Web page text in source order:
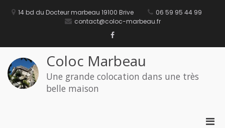
14 bd du Docteur marbeau 19100 Brive
06 59 95 44 99
contact@coloc-marbeau.fr
Facebook
Coloc Marbeau
Une grande colocation dans une très
belle maison